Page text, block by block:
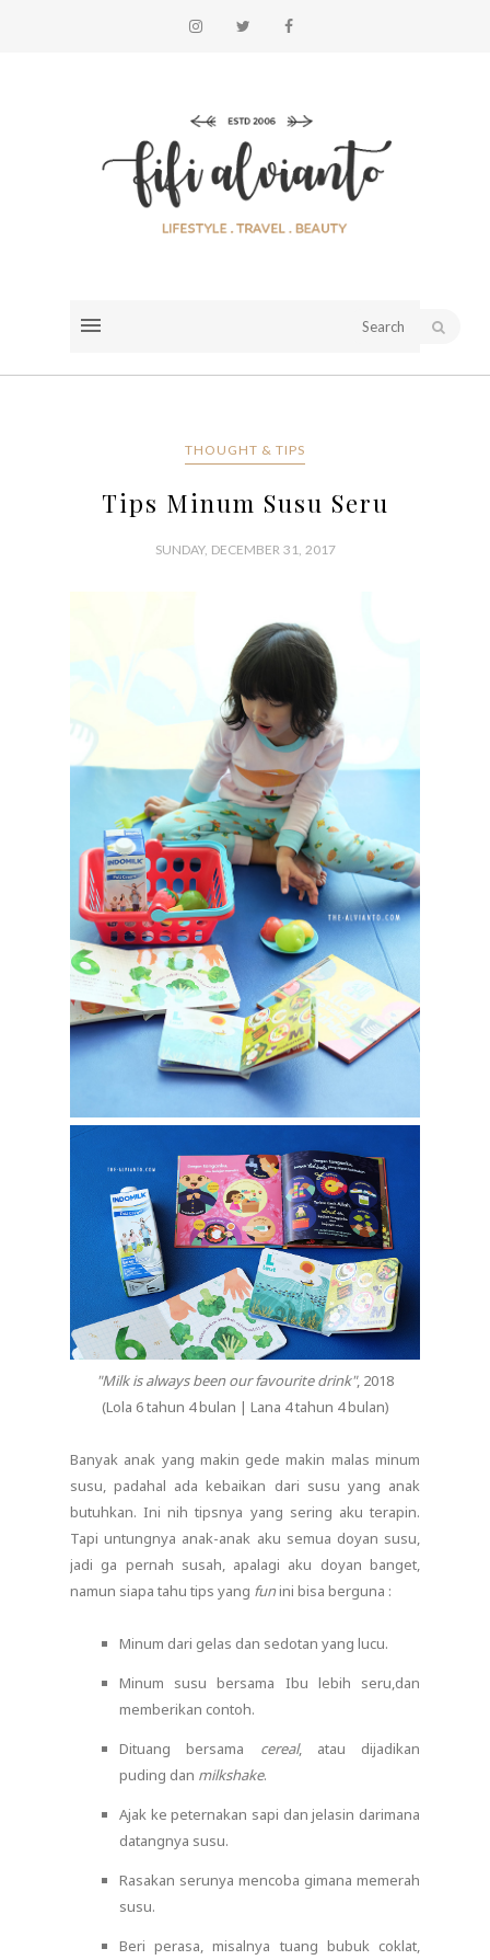
THOUGHT & TIPS
Tips Minum Susu Seru
SUNDAY, DECEMBER 31, 2017
"Milk is always been our favourite drink", 2018
(Lola 6 tahun 4 bulan | Lana 4 tahun 4 bulan)
Banyak anak yang makin gede makin malas minum
susu, padahal ada kebaikan dari susu yang anak
butuhkan. Ini nih tipsnya yang sering aku terapin.
Tapi untungnya anak-anak aku semua doyan susu,
jadi ga pernah susah, apalagi aku doyan banget,
namun siapa tahu tips yang funini bisa berguna :
Minum dari gelas dan sedotan yang lucu.
Minum susu bersama Ibu lebih seru,dan
memberikan contoh.
Dituang bersama cereal, atau dijadikan
puding dan milkshake.
Ajak ke peternakan sapi dan jelasin darimana
datangnya susu.
Rasakan serunya mencoba gimana memerah
susu.
Beri perasa, misalnya tuang bubuk coklat,